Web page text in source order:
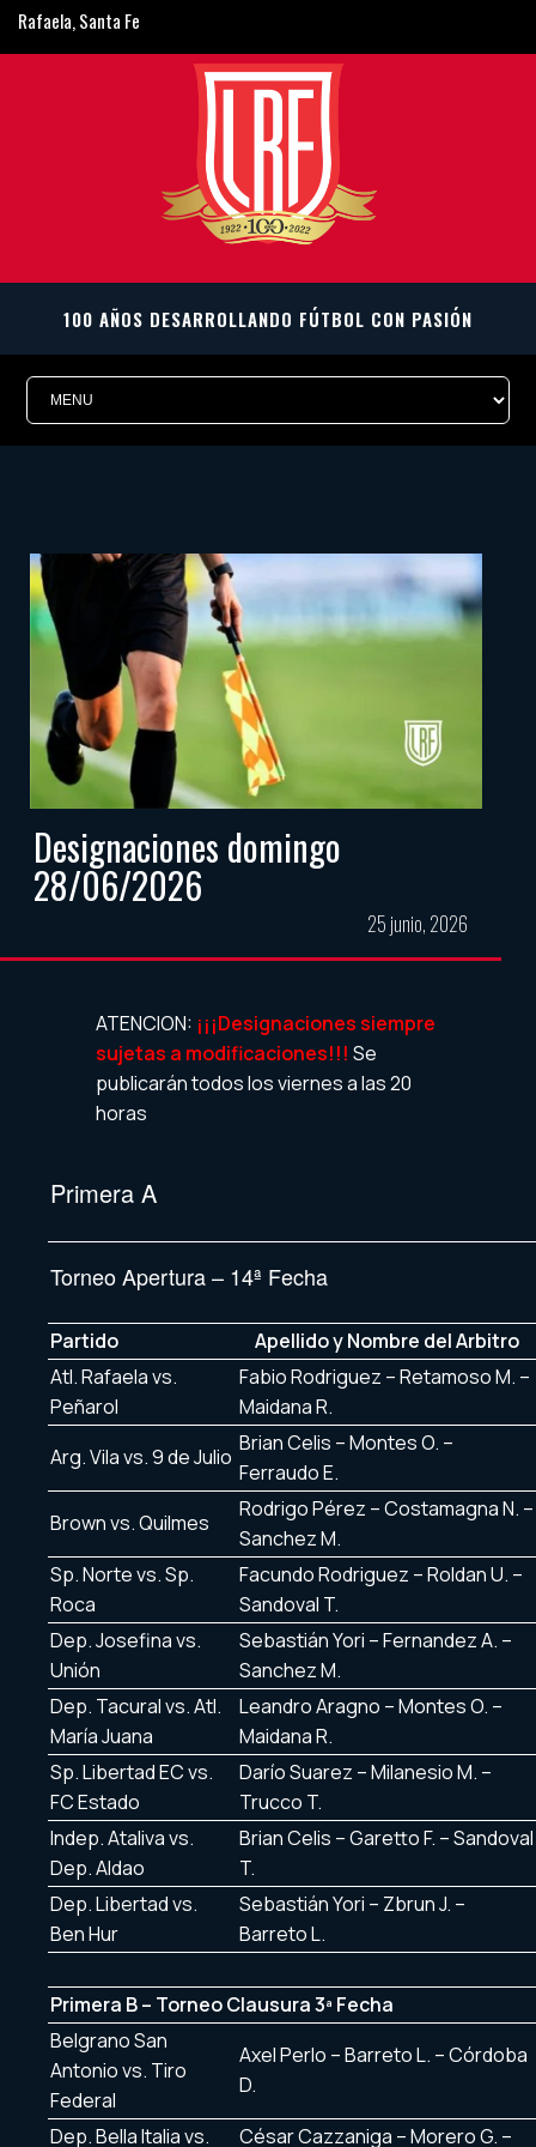
Rafaela, Santa Fe
ligarafaelina@gmail.com
Designaciones domingo
28/06/2026
25 junio, 2026
ATENCION: ¡¡¡Designaciones siempre
sujetas a modificaciones!!! Se
publicarán todos los viernes a las 20
horas
Primera A
Torneo Apertura – 14ª Fecha
Partido
Apellido y Nombre del Arbitro
Atl. Rafaela vs.
Peñarol
Fabio Rodriguez – Retamoso M. –
Maidana R.
Arg. Vila vs. 9 de Julio
Brian Celis – Montes O. –
Ferraudo E.
Brown vs. Quilmes
Rodrigo Pérez – Costamagna N. –
Sanchez M.
Sp. Norte vs. Sp.
Roca
Facundo Rodriguez – Roldan U. –
Sandoval T.
Dep. Josefina vs.
Unión
Sebastián Yori – Fernandez A. –
Sanchez M.
Dep. Tacural vs. Atl.
María Juana
Leandro Aragno – Montes O. –
Maidana R.
Sp. Libertad EC vs.
FC Estado
Darío Suarez – Milanesio M. –
Trucco T.
Indep. Ataliva vs.
Dep. Aldao
Brian Celis – Garetto F. – Sandoval
T.
Dep. Libertad vs.
Ben Hur
Sebastián Yori – Zbrun J. –
Barreto L.
Primera B – Torneo Clausura 3ª Fecha
Belgrano San
Antonio vs. Tiro
Federal
Axel Perlo – Barreto L. – Córdoba
D.
Dep. Bella Italia vs.
César Cazzaniga – Morero G. –